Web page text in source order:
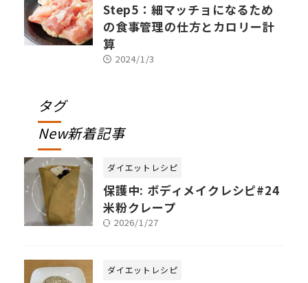
Step5：細マッチョになるため
の食事管理の仕方とカロリー計
算
2024/1/3
タグ
New新着記事
ダイエットレシピ
保護中: ボディメイクレシピ#24
米粉クレープ
2026/1/27
ダイエットレシピ